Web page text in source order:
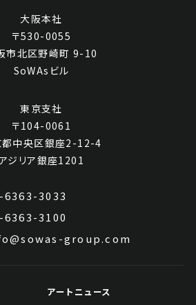
大阪本社
〒530-0055
市北区野崎町 9-10
SoWAsビル
東京支社
〒104-0061
都中央区銀座2-12-4
ジリア銀座1201
6363-3033
6363-3100
group.com
アートニュース